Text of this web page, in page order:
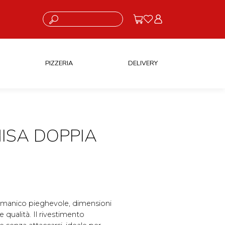
Cosa stai cercando?
PIZZERIA DELIVERY
DOPPIA
pieghevole, dimensioni
qualità. Il rivestimento